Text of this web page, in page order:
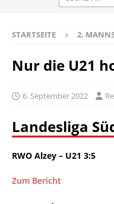
STARTSEITE 2.
Nur die U21
6. September 2022
Landesliga
RWO Alzey – U21 3:5
Zum Bericht